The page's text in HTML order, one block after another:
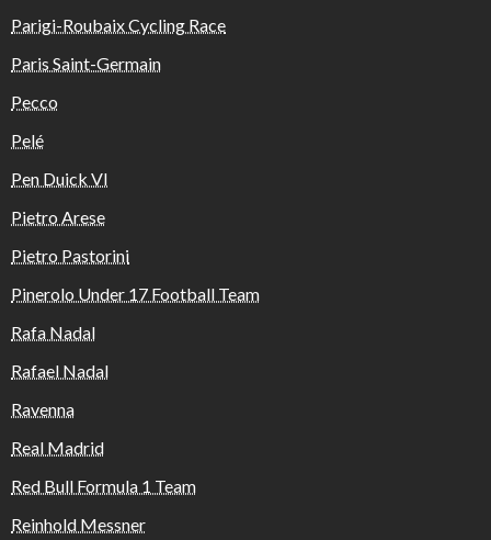
Parigi-Roubaix Cycling Race
Paris Saint-Germain
Pecco
Pelé
Pen Duick VI
Pietro Arese
Pietro Pastorini
Pinerolo Under 17 Football Team
Rafa Nadal
Rafael Nadal
Ravenna
Real Madrid
Red Bull Formula 1 Team
Reinhold Messner